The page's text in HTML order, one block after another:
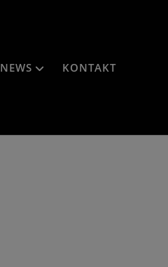
NEWS KONTAKT